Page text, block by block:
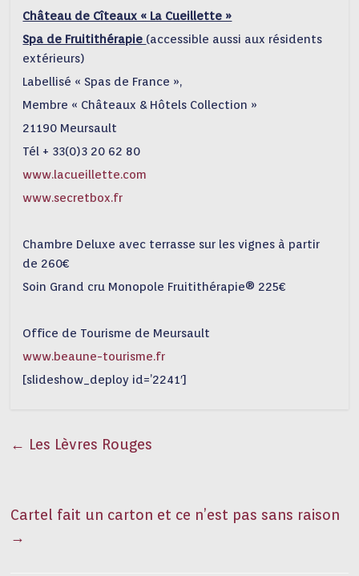
Château de Cîteaux « La Cueillette »
Spa de Fruitithérapie (accessible aussi aux résidents
extérieurs)
Labellisé « Spas de France »,
Membre « Châteaux & Hôtels Collection »
21190 Meursault
Tél + 33(0)3 20 62 80
www.lacueillette.com
www.secretbox.fr
Chambre Deluxe avec terrasse sur les vignes à partir
de 260€
Soin Grand cru Monopole Fruitithérapie® 225€
Office de Tourisme de Meursault
www.beaune-tourisme.fr
[slideshow_deploy id=’2241′]
← Les Lèvres Rouges
Cartel fait un carton et ce n’est pas sans raison
→